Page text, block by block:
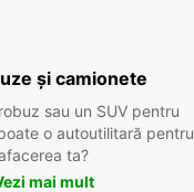
și camionete
sau un SUV pentru
o autoutilitară pentru
ta?
mai mult